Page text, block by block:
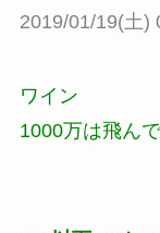
2019/01/19(土)
ワイン
1000万は飛ん